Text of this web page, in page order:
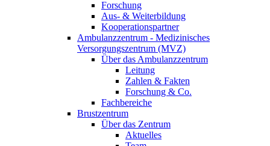
Forschung
Aus- & Weiterbildung
Kooperationspartner
Ambulanzzentrum - Medizinisches
Versorgungszentrum (MVZ)
Über das Ambulanzzentrum
Leitung
Zahlen & Fakten
Forschung & Co.
Fachbereiche
Brustzentrum
Über das Zentrum
Aktuelles